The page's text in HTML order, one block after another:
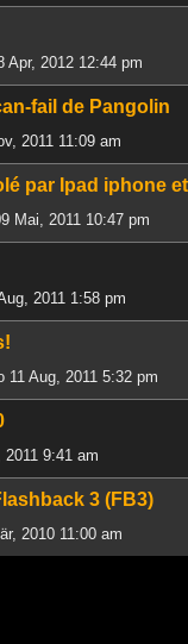
Apr, 2012 12:44 pm
fail de Pangolin
2011 11:09 am
par Ipad iphone
Mai, 2011 10:47 pm
2011 1:58 pm
11 Aug, 2011 5:32 pm
9:41 am
3 (FB3)
2010 11:00 am